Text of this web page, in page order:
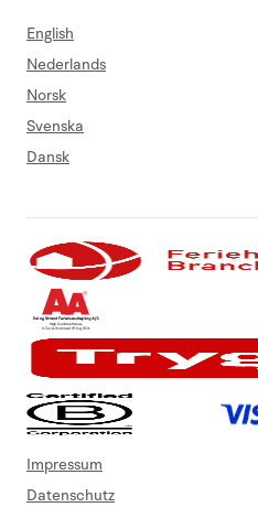
English
Nederlands
Norsk
Svenska
Dansk
Impressum
Datenschutz